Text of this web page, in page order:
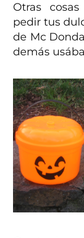
Otras
pedir tus
de Mc
demás